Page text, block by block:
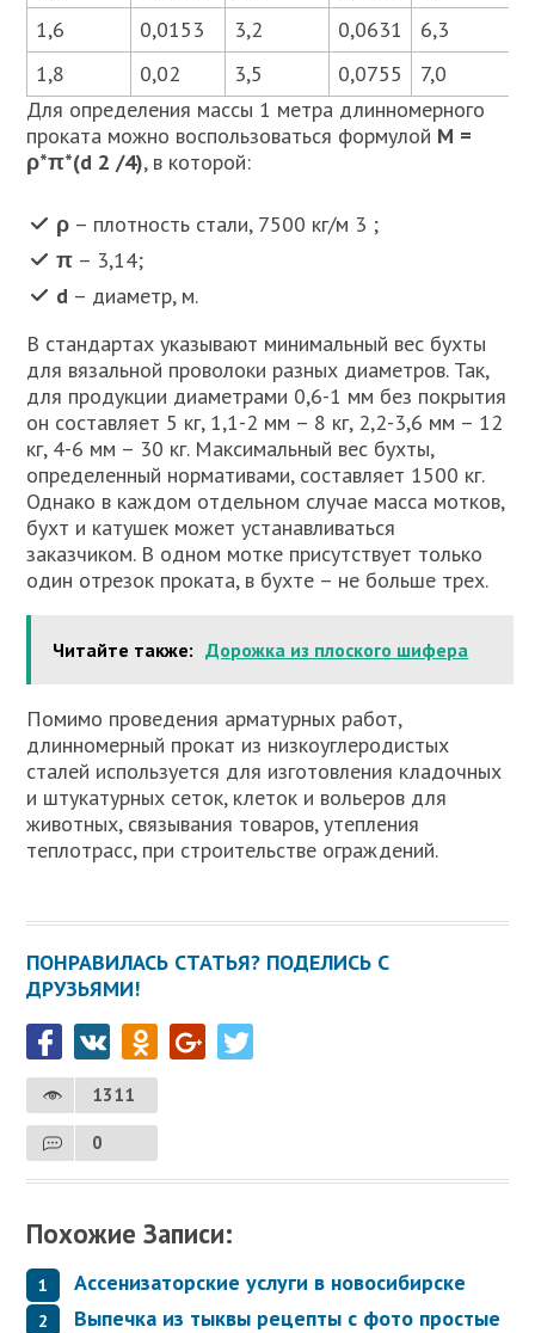
1,6
0,0153 3,2 0,0631 6,3
1,8
0,02 3,5 0,0755 7,0
Для определения массы 1 метра длинномерного
проката можно воспользоваться формулой M =
ρ*π*(d 2 /4), в которой:
ρ – плотность стали, 7500 кг/м 3 ;
π – 3,14;
d – диаметр, м.
В стандартах указывают минимальный вес бухты
для вязальной проволоки разных диаметров. Так,
для продукции диаметрами 0,6-1 мм без покрытия
он составляет 5 кг, 1,1-2 мм – 8 кг, 2,2-3,6 мм – 12
кг, 4-6 мм – 30 кг. Максимальный вес бухты,
определенный нормативами, составляет 1500 кг.
Однако в каждом отдельном случае масса мотков,
бухт и катушек может устанавливаться
заказчиком. В одном мотке присутствует только
один отрезок проката, в бухте – не больше трех.
Читайте также: Дорожка из плоского шифера
Помимо проведения арматурных работ,
длинномерный прокат из низкоуглеродистых
сталей используется для изготовления кладочных
и штукатурных сеток, клеток и вольеров для
животных, связывания товаров, утепления
теплотрасс, при строительстве ограждений.
ПОНРАВИЛАСЬ СТАТЬЯ? ПОДЕЛИСЬ С
ДРУЗЬЯМИ!
1311
0
Похожие Записи:
Ассенизаторские услуги в новосибирске
Выпечка из тыквы рецепты с фото простые